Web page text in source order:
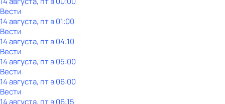
Вести
14 августа, пт в 01:00
Вести
14 августа, пт в 04:10
Вести
14 августа, пт в 05:00
Вести
14 августа, пт в 06:00
Вести
14 августа, пт в 06:15